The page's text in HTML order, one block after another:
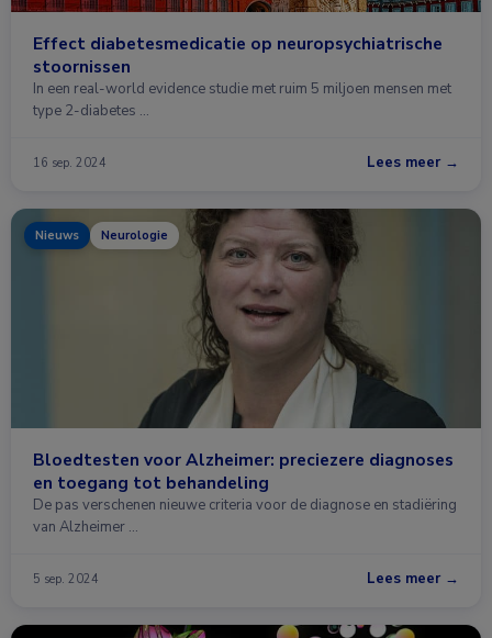
Effect diabetesmedicatie op neuropsychiatrische
stoornissen
In een real-world evidence studie met ruim 5 miljoen mensen met
type 2-diabetes …
16 sep. 2024 Lees meer →
Nieuws Neurologie
Bloedtesten voor Alzheimer: preciezere diagnoses
en toegang tot behandeling
De pas verschenen nieuwe criteria voor de diagnose en stadiëring
van Alzheimer …
5 sep. 2024 Lees meer →